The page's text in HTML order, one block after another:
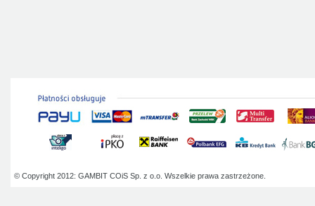
© Copyright 2012: GAMBIT COiS Sp. z o.o. Wszelkie prawa zastrzeżone.